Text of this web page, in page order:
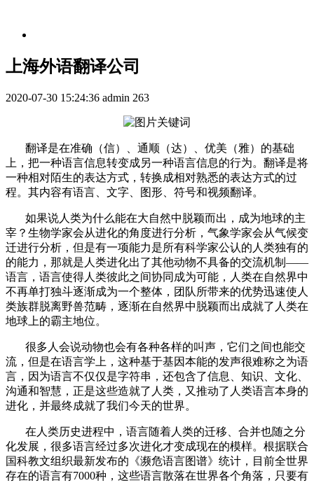
上海外语翻译公司
2020-07-30 15:24:36 admin 263
翻译是在准确（信）、通顺（达）、优美（雅）的基础
上，把一种语言信息转变成另一种语言信息的行为。翻译是将
一种相对陌生的表达方式，转换成相对熟悉的表达方式的过
程。其内容有语言、文字、图形、符号和视频翻译。
如果说人类为什么能在大自然中脱颖而出，成为地球的主
宰？生物学家会从进化的角度进行分析，气象学家会从气候变
迁进行分析，但是有一项能力是所有科学家公认的人类独有的
的能力，那就是人类进化出了其他动物不具备的交流机制——
语言，语言使得人类彼此之间协同成为可能，人类在自然界中
不再单打独斗逐渐成为一个整体，团队所带来的优势迅速使人
类族群脱离野兽范畴，逐渐在自然界中脱颖而出成就了人类在
地球上的霸主地位。
很多人会说动物也会有各种各样的叫声，它们之间也能交
流，但是在语言学上，这种基于基因本能的发声很难称之为语
言，因为语言不仅仅是字符串，还包含了信息、知识、文化、
沟通和智慧，正是这些造就了人类，又推动了人类语言本身的
进化，并最终成就了我们今天的世界。
在人类历史进程中，语言随着人类的迁移、合并也随之分
化发展，很多语言经过多次进化才变成现在的模样。根据联合
国科教文组织最新发布的《濒危语言图谱》统计，目前全世界
存在的语言有7000种，这些语言散落在世界各个角落，只要有